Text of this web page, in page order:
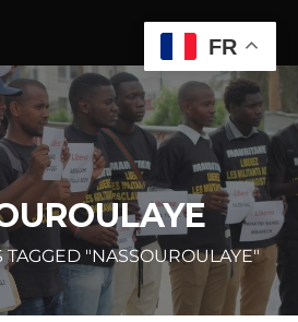
TAGGED "NASSOUROULAYE"
FR